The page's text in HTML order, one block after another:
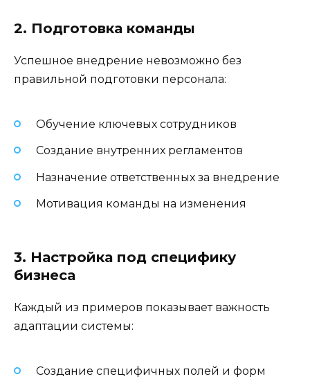
2. Подготовка команды
Успешное внедрение невозможно без
правильной подготовки персонала:
Обучение ключевых сотрудников
Создание внутренних регламентов
Назначение ответственных за внедрение
Мотивация команды на изменения
3. Настройка под специфику
бизнеса
Каждый из примеров показывает важность
адаптации системы:
Создание специфичных полей и форм